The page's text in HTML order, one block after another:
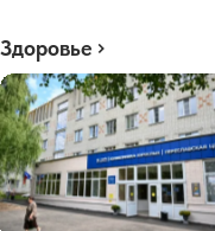
Здоровье